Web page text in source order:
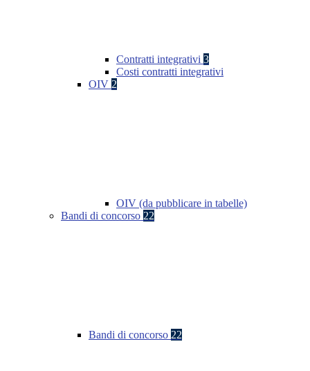
Contratti integrativi 3
Costi contratti integrativi
OIV 2
OIV (da pubblicare in tabelle)
Bandi di concorso 22
Bandi di concorso 22